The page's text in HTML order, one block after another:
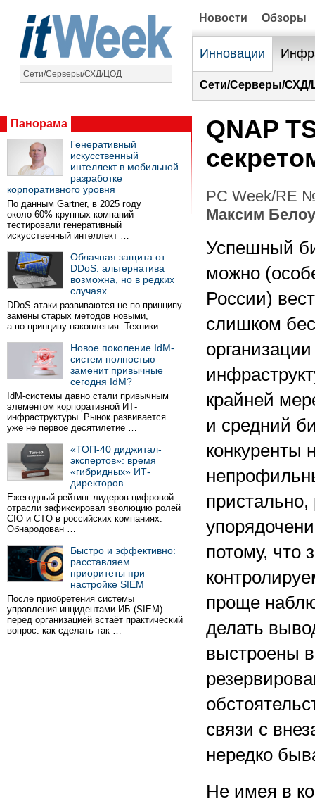
Сети/Серверы/СХД/ЦОД
Новости Обзоры
Инновации
Сети/Серверы/
Панорама
Генеративный
искусственный
интеллект в мобильной
разработке
корпоративного уровня
По данным Gartner, в 2025 году
около 60% крупных компаний
тестировали генеративный
искусственный интеллект …
Облачная защита от
DDoS: альтернатива
возможна, но в редких
случаях
DDoS-атаки развиваются не по принципу
замены старых методов новыми,
а по принципу накопления. Техники …
Новое поколение IdM-
систем полностью
заменит привычные
сегодня IdM?
IdM-системы давно стали привычным
элементом корпоративной ИТ-
инфраструктуры. Рынок развивается
уже не первое десятилетие …
«ТОП-40 диджитал-
экспертов»: время
«гибридных» ИТ-
директоров
Ежегодный рейтинг лидеров цифровой
отрасли зафиксировал эволюцию ролей
CIO и CTO в российских компаниях.
Обнародован …
Быстро и эффективно:
расставляем
приоритеты при
настройке SIEM
После приобретения системы
управления инцидентами ИБ (SIEM)
перед организацией встаёт практический
вопрос: как сделать так …
QNAP
PC Week/RE
Максим
Успешный
можно
России)
слишком
крайней
и средний
конкуренты
пристально,
потому, что
проще
делать
выстроены
связи с
нередко
Не имея в